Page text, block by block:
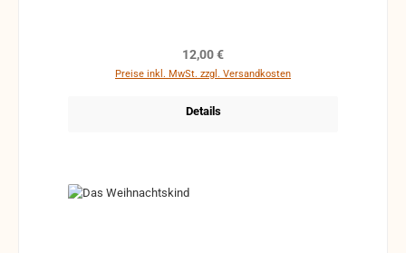
Regulärer Preis:
12,00 €
Preise inkl. MwSt. zzgl. Versandkosten
Details